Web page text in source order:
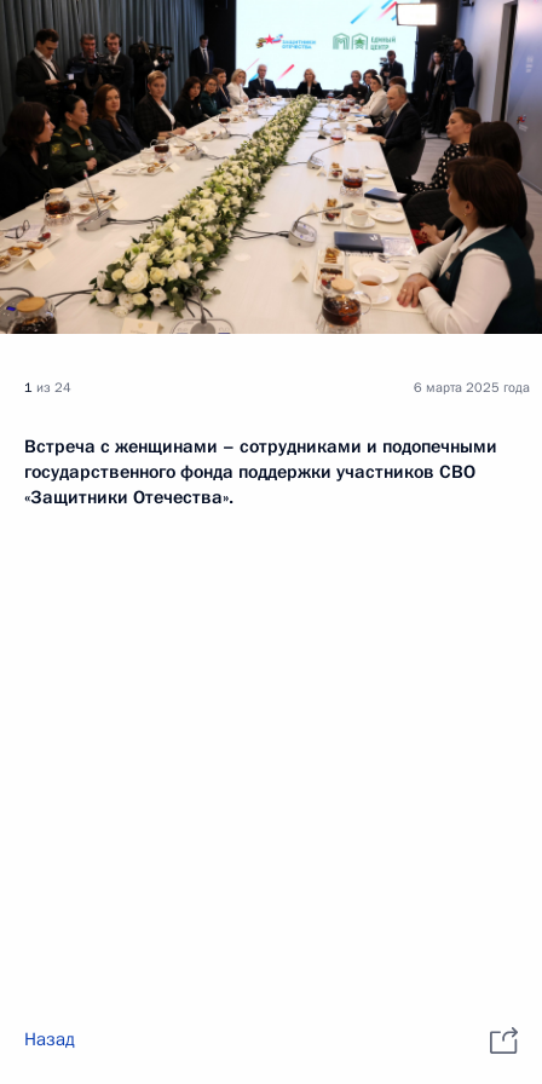
1 из 24
Встреча с женщинами – сотрудниками и подопечными
государственного фонда поддержки участников СВО
«Защитники Отечества».
6 марта 2025 года
Назад